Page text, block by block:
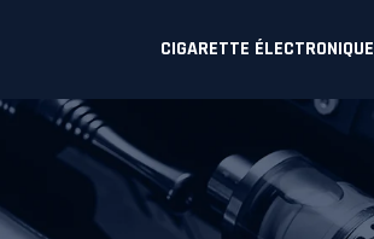
CIGARETTE ÉLECTRONIQUE